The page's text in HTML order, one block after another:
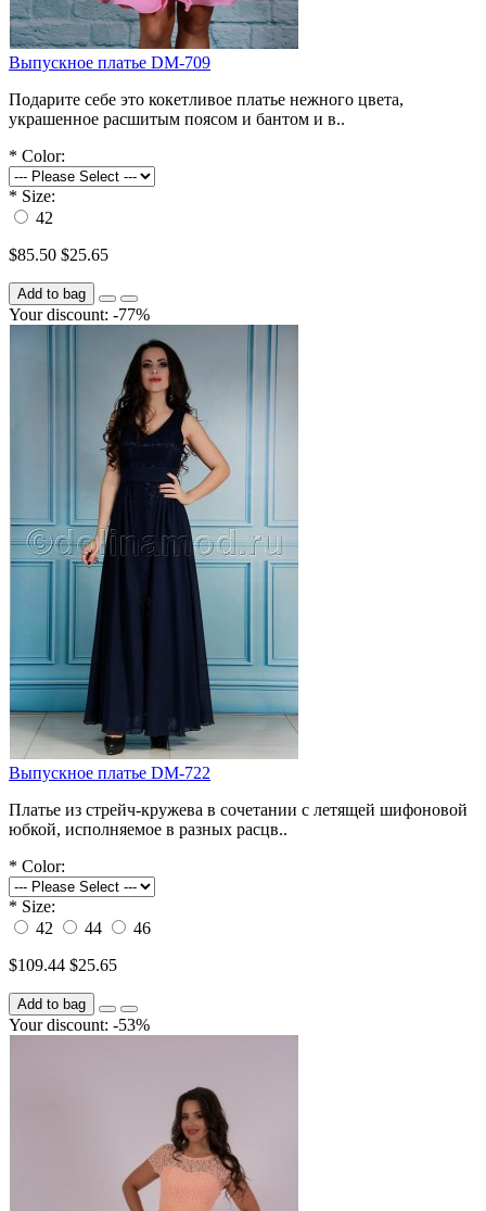
Выпускное платье DM-709
Подарите себе это кокетливое платье нежного цвета,
украшенное расшитым поясом и бантом и в..
* Color:
* Size:
42
$85.50 $25.65
Add to bag
Your discount: -77%
Выпускное платье DM-722
Платье из стрейч-кружева в сочетании с летящей шифоновой
юбкой, исполняемое в разных расцв..
* Color:
* Size:
42
44
46
$109.44 $25.65
Add to bag
Your discount: -53%